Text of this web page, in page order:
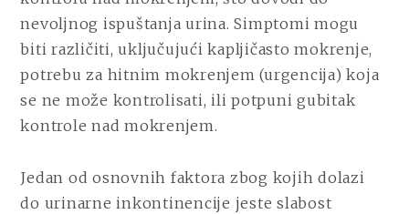
nevoljnog ispuštanja urina. Simptomi mogu
biti različiti, uključujući kapljičasto mokrenje,
potrebu za hitnim mokrenjem (urgencija) koja
se ne može kontrolisati, ili potpuni gubitak
kontrole nad mokrenjem.
Jedan od osnovnih faktora zbog kojih dolazi
do urinarne inkontinencije jeste slabost